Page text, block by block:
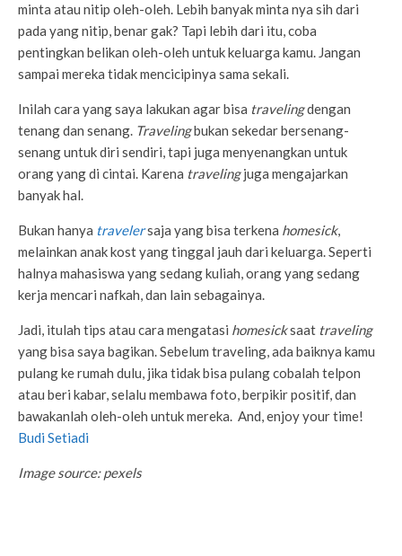
minta atau nitip oleh-oleh. Lebih banyak minta nya sih dari
pada yang nitip, benar gak? Tapi lebih dari itu, coba
pentingkan belikan oleh-oleh untuk keluarga kamu. Jangan
sampai mereka tidak mencicipinya sama sekali.
Inilah cara yang saya lakukan agar bisa travelingdengan
tenang dan senang. Travelingbukan sekedar bersenang-
senang untuk diri sendiri, tapi juga menyenangkan untuk
orang yang di cintai. Karena travelingjuga mengajarkan
banyak hal.
Bukan hanya travelersaja yang bisa terkena homesick,
melainkan anak kost yang tinggal jauh dari keluarga. Seperti
halnya mahasiswa yang sedang kuliah, orang yang sedang
kerja mencari nafkah, dan lain sebagainya.
Jadi, itulah tips atau cara mengatasi homesicksaat traveling
yang bisa saya bagikan. Sebelum traveling, ada baiknya kamu
pulang ke rumah dulu, jika tidak bisa pulang cobalah telpon
atau beri kabar, selalu membawa foto, berpikir positif, dan
bawakanlah oleh-oleh untuk mereka. And, enjoy your time!
Budi Setiadi
Image source: pexels